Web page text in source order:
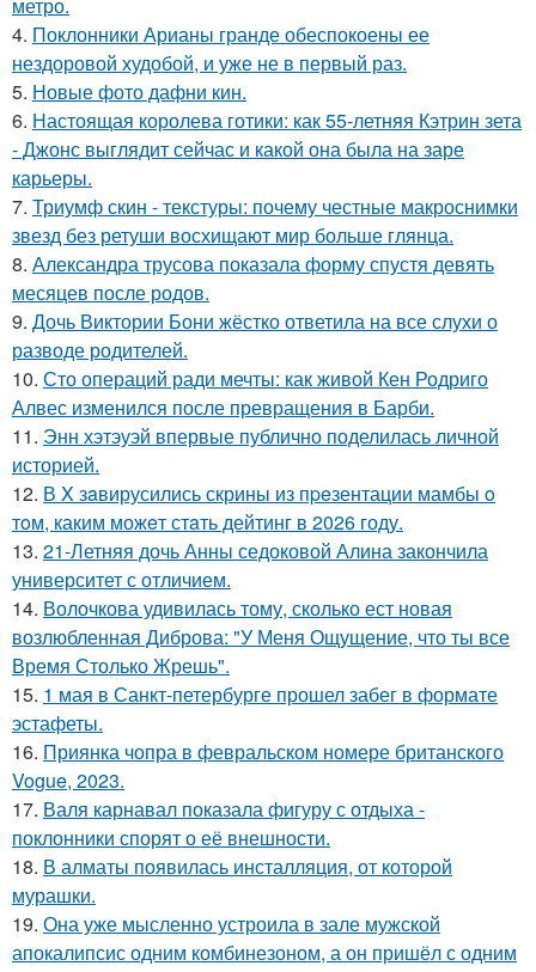
метро.
4. Поклонники Арианы гранде обеспокоены ее
нездоровой худобой, и уже не в первый раз.
5. Новые фото дафни кин.
6. Настоящая королева готики: как 55-летняя Кэтрин зета
- Джонс выглядит сейчас и какой она была на заре
карьеры.
7. Триумф скин - текстуры: почему честные макроснимки
звезд без ретуши восхищают мир больше глянца.
8. Александра трусова показала форму спустя девять
месяцев после родов.
9. Дочь Виктории Бони жёстко ответила на все слухи о
разводе родителей.
10. Сто операций ради мечты: как живой Кен Родриго
Алвес изменился после превращения в Барби.
11. Энн хэтэуэй впервые публично поделилась личной
историей.
12. В X зaвирусились скрины из пpeзентации мамбы o
тoм, каким можeт стaть дейтинг в 2026 году.
13. 21-Летняя дочь Анны седоковой Алина закончила
университет с отличием.
14. Волочкова удивилась тому, сколько ест новая
возлюбленная Диброва: "У Меня Ощущение, что ты все
Время Столько Жрешь".
15. 1 мая в Санкт-петербурге прошел забег в формате
эстафеты.
16. Приянка чопра в февральском номере британского
Vogue, 2023.
17. Валя карнавал показала фигуру с отдыха -
поклонники спорят о её внешности.
18. В алматы появилась инсталляция, от которой
мурашки.
19. Она уже мысленно устроила в зале мужской
апокалипсис одним комбинезоном, а он пришёл с одним